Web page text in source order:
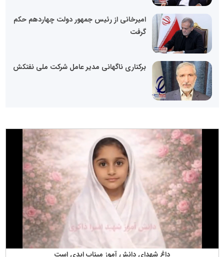
امیرخانی از رئیس جمهور دولت چهاردهم حکم
گرفت
برکناری ناگهانی مدیر عامل شرکت ملی نفتکش
داغ شهدای دانش آموز میناب ابدی است